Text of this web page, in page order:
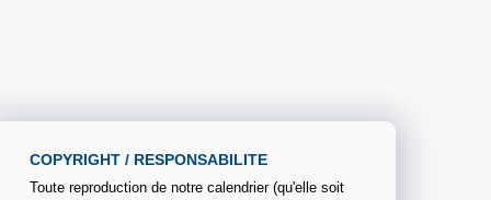
COPYRIGHT / RESPONSABILITE
Toute reproduction de notre calendrier (qu'elle soit